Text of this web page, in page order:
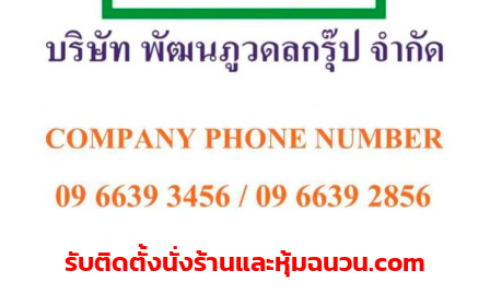
รับติดตั้งนั่งร้านและหุ้มฉนวน.com